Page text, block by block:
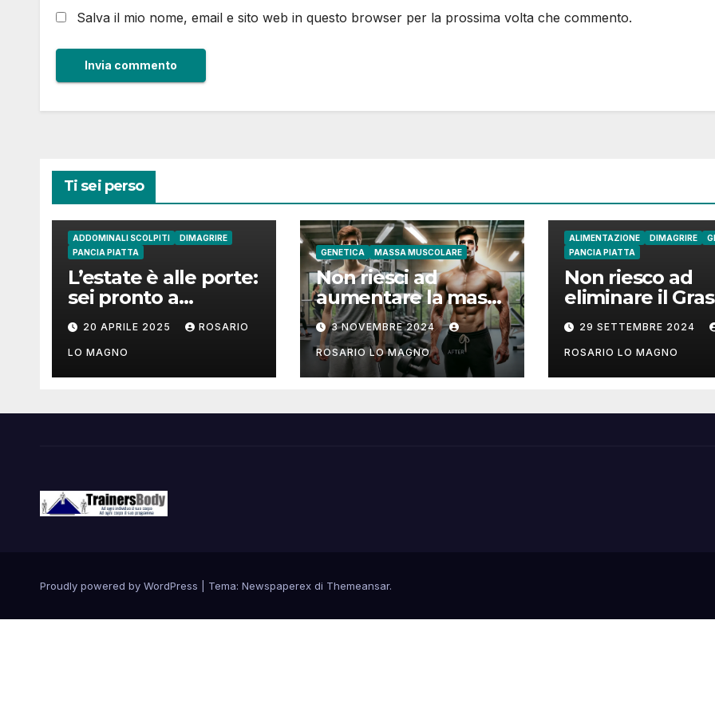
Salva il mio nome, email e sito web in questo browser per la prossima volta che commento.
Ti sei perso
ADDOMINALI SCOLPITI
DIMAGRIRE
PANCIA PIATTA
L’estate è alle porte:
sei pronto a
mostrare il tuo
addome piatto?
20 APRILE 2025 ROSARIO
LO MAGNO
GENETICA MASSA MUSCOLARE
Non riesci ad
aumentare la massa
muscolare? Ecco
come fare!
3 NOVEMBRE 2024
ROSARIO LO MAGNO
ALIMENTAZIONE DIMAGRIRE
PANCIA PIATTA
Non riesco ad
eliminare il
su Fianchi e
Addome: cause
rimedi
29 SETTEMBRE 2024
ROSARIO LO MAGNO
Proudly powered by WordPress Tema: Newspaperex di Themeansar.